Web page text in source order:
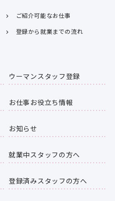
ご紹介可能なお仕事
登録から就業までの流れ
ウーマンスタッフ登録
お仕事お役立ち情報
お知らせ
就業中スタッフの方へ
登録済みスタッフの方へ